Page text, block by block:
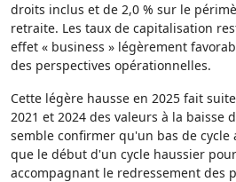
droits inclus et de 2,0 % sur le
retraite. Les taux de capitalisation
effet « business » légèrement
des perspectives opérationnelles.
Cette légère hausse en 2025 fait
2021 et 2024 des valeurs à la baisse
semble confirmer qu'un bas de cycle
que le début d'un cycle haussier
accompagnant le redressement des